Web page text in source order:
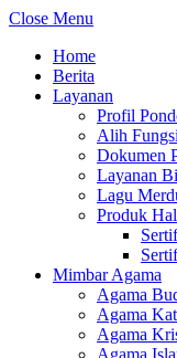
Close Menu
Home
Berita
Layanan
Profil
Alih
Dokumen
Layanan
Lagu
Produk
Mimbar Agama
Agama
Agama
Agama
Agama